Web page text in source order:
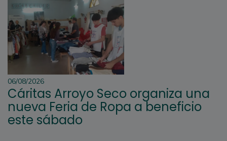
06/08/2026
Cáritas Arroyo Seco organiza una
nueva Feria de Ropa a beneficio
este sábado